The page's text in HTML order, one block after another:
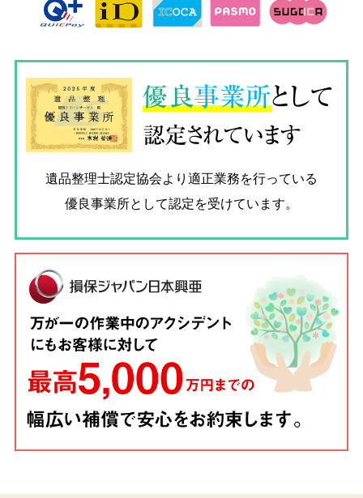
優良事業所として
認定されています
遺品整理士認定協会より適正業務を行っている
優良事業所として認定を受けています。